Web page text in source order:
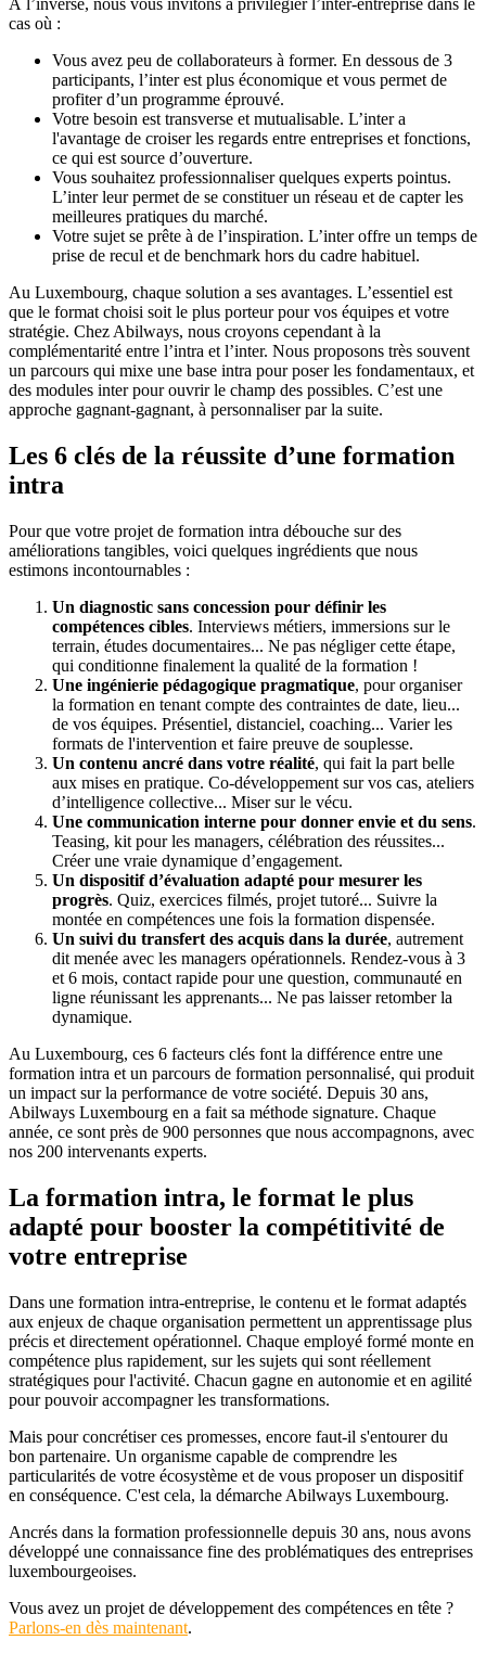
cas où :
Vous avez peu de collaborateurs à former. En dessous de 3
participants, l’inter est plus économique et vous permet de
profiter d’un programme éprouvé.
Votre besoin est transverse et mutualisable. L’inter a
l'avantage de croiser les regards entre entreprises et fonctions,
ce qui est source d’ouverture.
Vous souhaitez professionnaliser quelques experts pointus.
L’inter leur permet de se constituer un réseau et de capter les
meilleures pratiques du marché.
Votre sujet se prête à de l’inspiration. L’inter offre un temps de
prise de recul et de benchmark hors du cadre habituel.
Au Luxembourg, chaque solution a ses avantages. L’essentiel est
que le format choisi soit le plus porteur pour vos équipes et votre
stratégie. Chez Abilways, nous croyons cependant à la
complémentarité entre l’intra et l’inter. Nous proposons très souvent
un parcours qui mixe une base intra pour poser les fondamentaux, et
des modules inter pour ouvrir le champ des possibles. C’est une
approche gagnant-gagnant, à personnaliser par la suite.
Les 6 clés de la réussite d’une formation
intra
Pour que votre projet de formation intra débouche sur des
améliorations tangibles, voici quelques ingrédients que nous
estimons incontournables :
Un diagnostic sans concession pour définir les
compétences cibles. Interviews métiers, immersions sur le
terrain, études documentaires... Ne pas négliger cette étape,
qui conditionne finalement la qualité de la formation !
Une ingénierie pédagogique pragmatique, pour organiser
la formation en tenant compte des contraintes de date, lieu...
de vos équipes. Présentiel, distanciel, coaching... Varier les
formats de l'intervention et faire preuve de souplesse.
Un contenu ancré dans votre réalité, qui fait la part belle
aux mises en pratique. Co-développement sur vos cas, ateliers
d’intelligence collective... Miser sur le vécu.
Une communication interne pour donner envie et du sens.
Teasing, kit pour les managers, célébration des réussites...
Créer une vraie dynamique d’engagement.
Un dispositif d’évaluation adapté pour mesurer les
progrès. Quiz, exercices filmés, projet tutoré... Suivre la
montée en compétences une fois la formation dispensée.
Un suivi du transfert des acquis dans la durée, autrement
dit menée avec les managers opérationnels. Rendez-vous à 3
et 6 mois, contact rapide pour une question, communauté en
ligne réunissant les apprenants... Ne pas laisser retomber la
dynamique.
Au Luxembourg, ces 6 facteurs clés font la différence entre une
formation intra et un parcours de formation personnalisé, qui produit
un impact sur la performance de votre société. Depuis 30 ans,
Abilways Luxembourg en a fait sa méthode signature. Chaque
année, ce sont près de 900 personnes que nous accompagnons, avec
nos 200 intervenants experts.
La formation intra, le format le plus
adapté pour booster la compétitivité de
votre entreprise
Dans une formation intra-entreprise, le contenu et le format adaptés
aux enjeux de chaque organisation permettent un apprentissage plus
précis et directement opérationnel. Chaque employé formé monte en
compétence plus rapidement, sur les sujets qui sont réellement
stratégiques pour l'activité. Chacun gagne en autonomie et en agilité
pour pouvoir accompagner les transformations.
Mais pour concrétiser ces promesses, encore faut-il s'entourer du
bon partenaire. Un organisme capable de comprendre les
particularités de votre écosystème et de vous proposer un dispositif
en conséquence. C'est cela, la démarche Abilways Luxembourg.
Ancrés dans la formation professionnelle depuis 30 ans, nous avons
développé une connaissance fine des problématiques des entreprises
luxembourgeoises.
Vous avez un projet de développement des compétences en tête ?
Parlons-en dès maintenant.